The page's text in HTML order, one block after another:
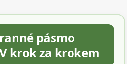
pásmo
krok za krokem